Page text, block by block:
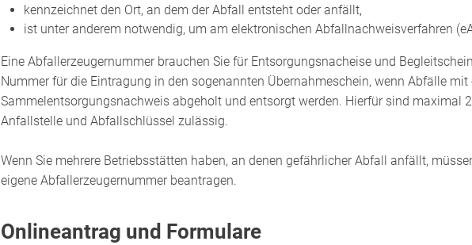
kennzeichnet den Ort, an dem der Abfall entsteht oder anfällt,
ist unter anderem notwendig, um am elektronischen Abfallnachweisverfahren
Eine Abfallerzeugernummer brauchen Sie für Entsorgungsnacheise und
Nummer für die Eintragung in den sogenannten Übernahmeschein, wenn Abfälle mit
Sammelentsorgungsnachweis abgeholt und entsorgt werden. Hierfür sind maximal
Anfallstelle und Abfallschlüssel zulässig.
Wenn Sie mehrere Betriebsstätten haben, an denen gefährlicher Abfall anfällt,
eigene Abfallerzeugernummer beantragen.
Onlineantrag und Formulare